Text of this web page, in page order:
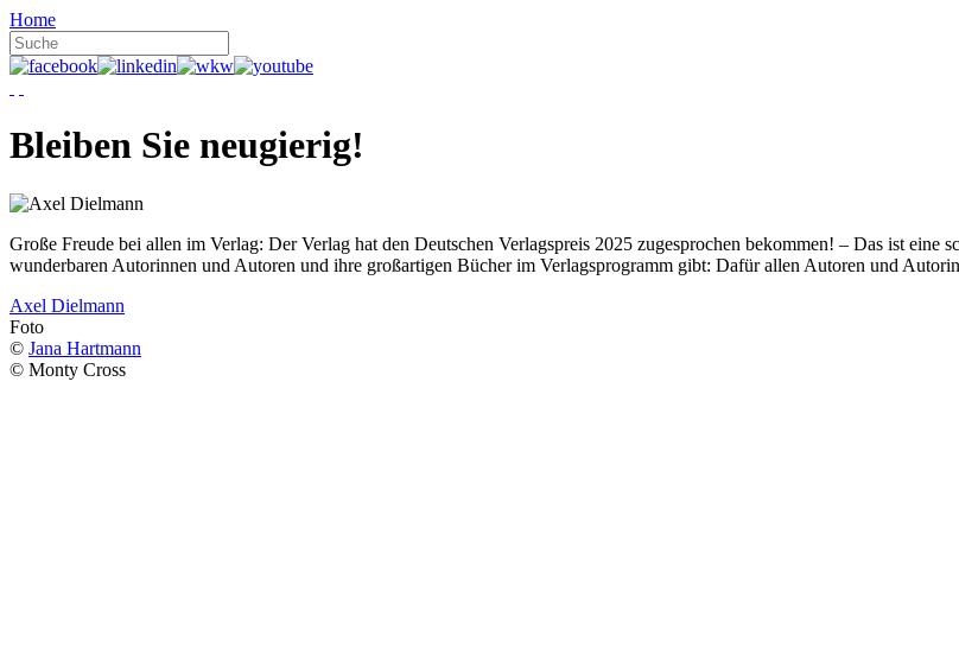
Home
Bleiben Sie neugierig!
Große Freude bei allen im Verlag: Der Verlag hat den Deutschen Verlagspreis 2025 zugesprochen bekommen! – Das ist
wunderbaren Autorinnen und Autoren und ihre großartigen Bücher im Verlagsprogramm gibt: Dafür allen Autoren und
Axel Dielmann
Foto
© Jana Hartmann
© Monty Cross